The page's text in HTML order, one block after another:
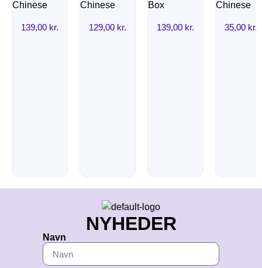
139,00 kr. 129,00 kr. 139,00 kr. 35,00 kr.
NYHEDER
Navn